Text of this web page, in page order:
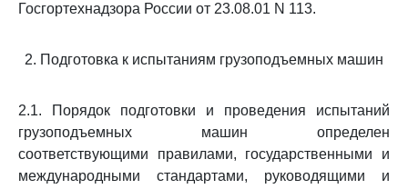
Госгортехнадзора России от 23.08.01 N 113.
2. Подготовка к испытаниям грузоподъемных машин
2.1. Порядок подготовки и проведения испытаний
грузоподъемных машин определен
соответствующими правилами, государственными и
международными стандартами, руководящими и